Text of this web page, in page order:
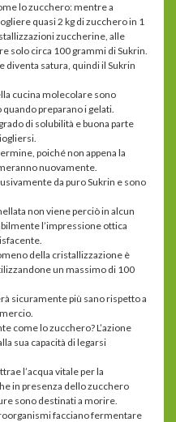
lo zucchero: mentre a
quasi 2 kg di zucchero in 1
zuccherine, alle
solo circa 100 grammi di Sukrin.
diventa satura, quindi il Sukrin
cucina molecolare sono
preparano i gelati.
di solubilità e buona parte
poiché non appena la
nuovamente.
da puro Sukrin e sono
non viene perciò in alcun
l’impressione ottica
della cristallizzazione è
un massimo di 100
sicuramente più sano rispetto a
come lo zucchero? L’azione
sua capacità di legarsi
l’acqua vitale per la
in presenza dello zucchero
sono destinati a morire.
facciano fermentare